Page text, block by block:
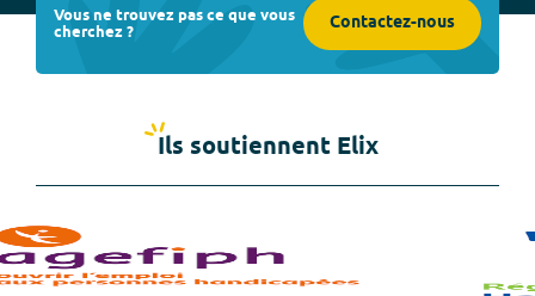
Vous ne trouvez pas ce que vous
cherchez ? Contactez-nous
Ils soutiennent Elix